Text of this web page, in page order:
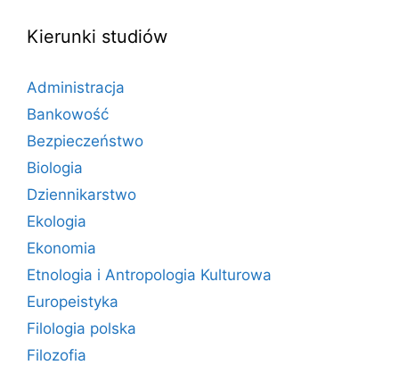
Kierunki studiów
Administracja
Bankowość
Bezpieczeństwo
Biologia
Dziennikarstwo
Ekologia
Ekonomia
Etnologia i Antropologia Kulturowa
Europeistyka
Filologia polska
Filozofia